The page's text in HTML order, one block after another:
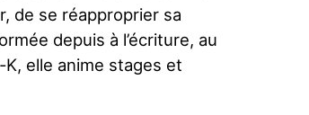
de se réapproprier sa
depuis à l’écriture, au
elle anime stages et